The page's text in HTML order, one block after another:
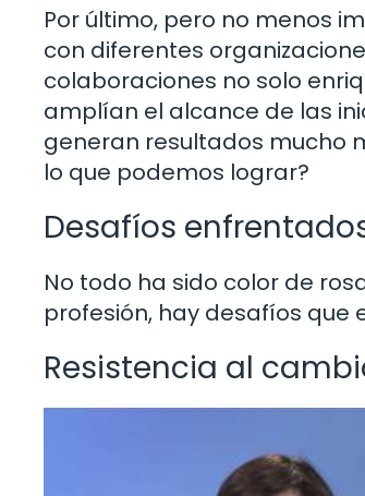
Por último, pero no menos
con diferentes
colaboraciones no solo
amplían el alcance de las
generan resultados mucho
lo que podemos lograr?
Desafíos
No todo ha sido color de
profesión, hay desafíos que
Resistencia al